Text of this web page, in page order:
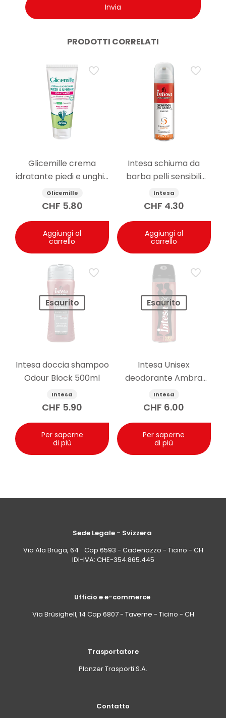
PRODOTTI CORRELATI
Glicemille crema
idratante piedi e unghie
100ml
Glicemille
CHF 5.80
Aggiungi al
carrello
Intesa schiuma da
barba pelli sensibili
senza alcool 300ml
Intesa
CHF 4.30
Aggiungi al
carrello
Esaurito
Intesa doccia shampoo
Odour Block 500ml
Intesa
CHF 5.90
Per saperne
di più
Esaurito
Intesa Unisex
deodorante Ambra
d’Arabia 125ml
Intesa
CHF 6.00
Per saperne
di più
Sede Legale - Svizzera
Via Ala Brüga, 64 Cap 6593 - Cadenazzo - Ticino - CH
IDI-IVA: CHE-354.865.445
Ufficio e e-commerce
Via Brüsighell, 14 Cap 6807 - Taverne - Ticino - CH
Trasportatore
Planzer Trasporti S.A.
Contatto